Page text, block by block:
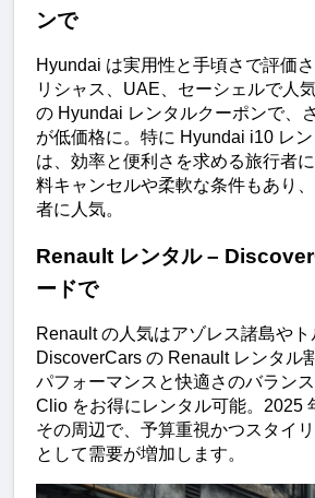
ンで
Hyundai は実用性と手頃さで評価
リシャス、UAE、セーシェルで人
の Hyundai レンタルクーポンで、
が低価格に。特に Hyundai i10 レ
は、効率と便利さを求める旅行者
料キャンセルや柔軟な条件もあり
者に人気。
Renault レンタル –
ードで
Renault の人気はアゾレス諸島やト
DiscoverCars の Renault レンタル
パフォーマンスと快適さのバラン
Clio をお得にレンタル可能。2025
その周辺で、予算重視かつスタイ
として需要が増加します。